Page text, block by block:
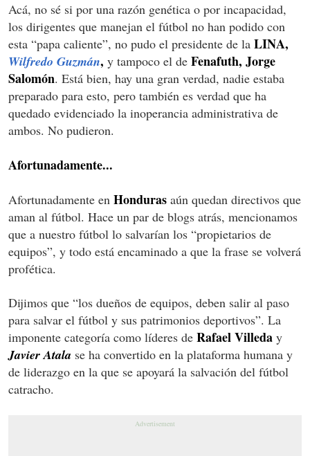
Acá, no sé si por una razón genética o por incapacidad,
los dirigentes que manejan el fútbol no han podido con
esta “papa caliente”, no pudo el presidente de la LINA,
Wilfredo Guzmán, y tampoco el de Fenafuth, Jorge
Salomón. Está bien, hay una gran verdad, nadie estaba
preparado para esto, pero también es verdad que ha
quedado evidenciado la inoperancia administrativa de
ambos. No pudieron.
Afortunadamente...
Afortunadamente en Honduras aún quedan directivos que
aman al fútbol. Hace un par de blogs atrás, mencionamos
que a nuestro fútbol lo salvarían los “propietarios de
equipos”, y todo está encaminado a que la frase se volverá
profética.
Dijimos que “los dueños de equipos, deben salir al paso
para salvar el fútbol y sus patrimonios deportivos”. La
imponente categoría como líderes de Rafael Villeda y
Javier Atala se ha convertido en la plataforma humana y
de liderazgo en la que se apoyará la salvación del fútbol
catracho.